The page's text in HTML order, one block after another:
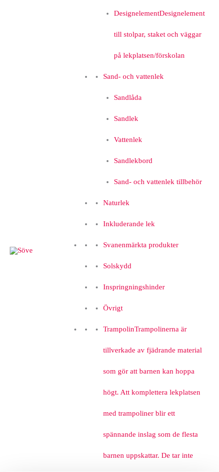
DesignelementDesignelement
till stolpar, staket och väggar
på lekplatsen/förskolan
Sand- och vattenlek
Sandlåda
Sandlek
Vattenlek
Sandlekbord
Sand- och vattenlek tillbehör
Naturlek
Inkluderande lek
Svanenmärkta produkter
Solskydd
Inspringningshinder
Övrigt
TrampolinTrampolinerna är
tillverkade av fjädrande material
som gör att barnen kan hoppa
högt. Att komplettera lekplatsen
med trampoliner blir ett
spännande inslag som de flesta
barnen uppskattar. De tar inte